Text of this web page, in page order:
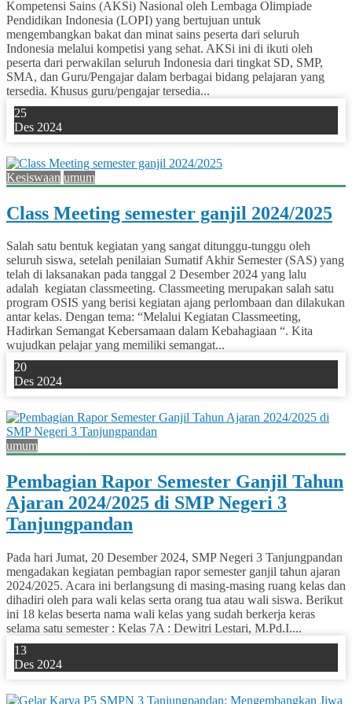
Kompetensi Sains (AKSi) Nasional oleh Lembaga Olimpiade
Pendidikan Indonesia (LOPI) yang bertujuan untuk
mengembangkan bakat dan minat sains peserta dari seluruh
Indonesia melalui kompetisi yang sehat. AKSi ini di ikuti oleh
peserta dari perwakilan seluruh Indonesia dari tingkat SD, SMP,
SMA, dan Guru/Pengajar dalam berbagai bidang pelajaran yang
tersedia. Khusus guru/pengajar tersedia...
25
Des 2024
Kesiswaan umum
Class Meeting semester ganjil 2024/2025
Salah satu bentuk kegiatan yang sangat ditunggu-tunggu oleh
seluruh siswa, setelah penilaian Sumatif Akhir Semester (SAS) yang
telah di laksanakan pada tanggal 2 Desember 2024 yang lalu
adalah kegiatan classmeeting. Classmeeting merupakan salah satu
program OSIS yang berisi kegiatan ajang perlombaan dan dilakukan
antar kelas. Dengan tema: “Melalui Kegiatan Classmeeting,
Hadirkan Semangat Kebersamaan dalam Kebahagiaan “. Kita
wujudkan pelajar yang memiliki semangat...
20
Des 2024
umum
Pembagian Rapor Semester Ganjil Tahun
Ajaran 2024/2025 di SMP Negeri 3
Tanjungpandan
Pada hari Jumat, 20 Desember 2024, SMP Negeri 3 Tanjungpandan
mengadakan kegiatan pembagian rapor semester ganjil tahun ajaran
2024/2025. Acara ini berlangsung di masing-masing ruang kelas dan
dihadiri oleh para wali kelas serta orang tua atau wali siswa. Berikut
ini 18 kelas beserta nama wali kelas yang sudah berkerja keras
selama satu semester : Kelas 7A : Dewitri Lestari, M.Pd.I....
13
Des 2024